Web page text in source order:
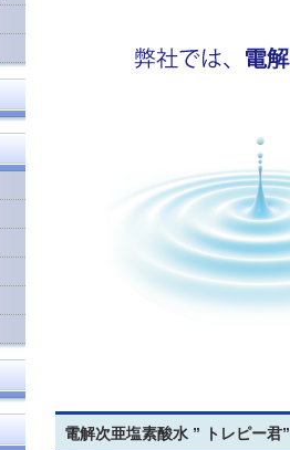
電解次亜塩素酸水 ” トレピー君”